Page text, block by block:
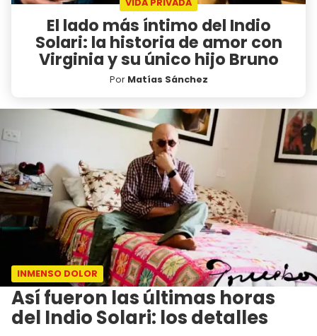
El lado más íntimo del Indio
Solari: la historia de amor con
Virginia y su único hijo Bruno
Por Matías Sánchez
INMENSO DOLOR
Así fueron las últimas horas
del Indio Solari: los detalles